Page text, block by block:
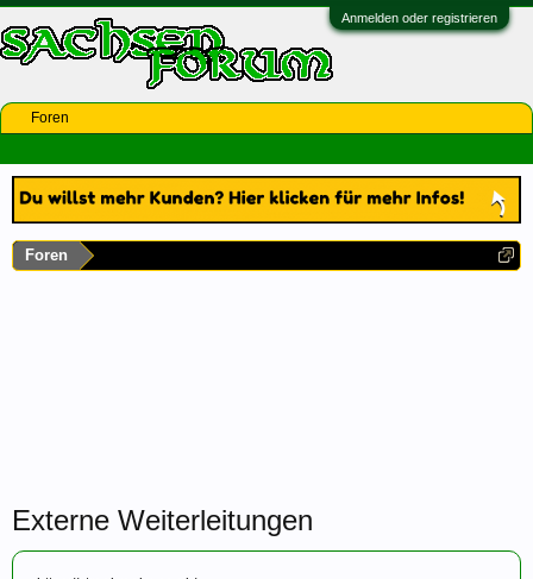
Anmelden oder registrieren
Foren
Externe Weiterleitungen
Foren